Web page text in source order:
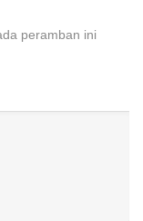
peramban ini